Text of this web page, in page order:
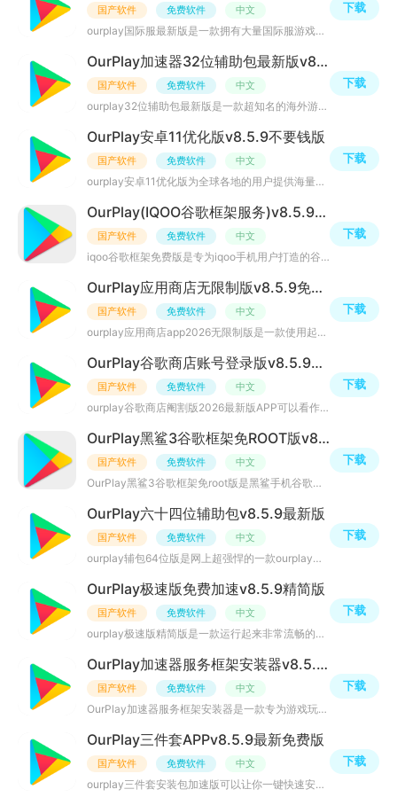
国产软件 免费软件 中文
ourplay国际服最新版是一款拥有大量国际服游戏的加速器软件，可以流畅的运行PUBG、DNF国际服、太空行动、方
下载
OurPlay加速器32位辅助包最新版v8.5.9兼容版
国产软件 免费软件 中文
ourplay32位辅助包最新版是一款超知名的海外游戏加速器软件，该版本专为32位设备准备，支持的游戏和应用类型
下载
OurPlay安卓11优化版v8.5.9不要钱版
国产软件 免费软件 中文
ourplay安卓11优化版为全球各地的用户提供海量精品游戏和优质应用，完美修复应用闪退、游戏闪退等问题，解除
下载
OurPlay(IQOO谷歌框架服务)v8.5.9免费版
国产软件 免费软件 中文
iqoo谷歌框架免费版是专为iqoo手机用户打造的谷歌三件套安装器，无需root权限，超强稳定，可帮助用户一键快
下载
OurPlay应用商店无限制版v8.5.9免费版
国产软件 免费软件 中文
ourplay应用商店app2026无限制版是一款使用起来无限制的国际游戏应用商店，成为vip会员后，可以享有VIP专属
下载
OurPlay谷歌商店账号登录版v8.5.9免费版
国产软件 免费软件 中文
ourplay谷歌商店阉割版2026最新版APP可以看作是谷歌商店阉割版本，去除谷歌框架插件等限制，免root即可安装
下载
OurPlay黑鲨3谷歌框架免ROOT版v8.5.9通用版
国产软件 免费软件 中文
OurPlay黑鲨3谷歌框架免root版是黑鲨手机谷歌三件套安装器，APP已完美适配黑鲨游戏手机，电竞级别游戏机配合
下载
OurPlay六十四位辅助包v8.5.9最新版
国产软件 免费软件 中文
ourplay辅包64位版是网上超强悍的一款ourplay六十四位辅助包插件，各大热门游戏能够随时下载体验，一键搜索
下载
OurPlay极速版免费加速v8.5.9精简版
国产软件 免费软件 中文
ourplay极速版精简版是一款运行起来非常流畅的海外游戏加速器，体积十分的精简，只有38MB多，能运行海内外各
下载
OurPlay加速器服务框架安装器v8.5.9最新版
国产软件 免费软件 中文
OurPlay加速器服务框架安装器是一款专为游戏玩家设计的高速网络加速器，提供更流畅、更稳定的游戏体验。通过
下载
OurPlay三件套APPv8.5.9最新免费版
国产软件 免费软件 中文
ourplay三件套安装包加速版可以让你一键快速安装谷歌三件套的手机工具，安装好后即可实现一键快速安装各种，
下载